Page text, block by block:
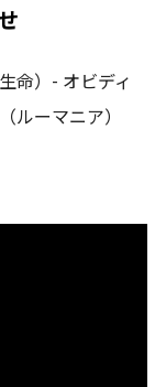
命）- オビディ
ルーマニア）